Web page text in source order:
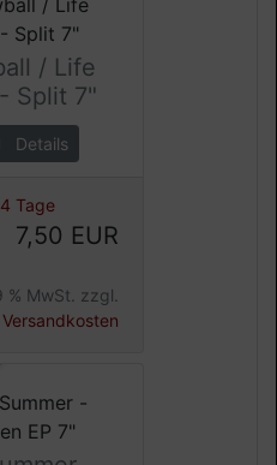
/ Life
Split 7"
Details
Tage
7,50 EUR
% MwSt. zzgl.
Versandkosten